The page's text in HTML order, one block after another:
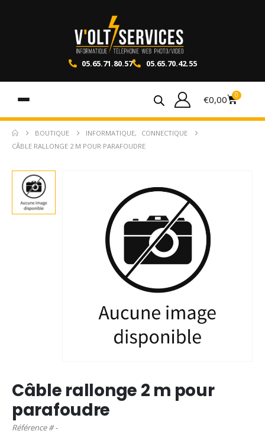
05.65.71.80.57 05.65.70.42.55
€0,00 0
BOUTIQUE INFORMATIQUE,
CONNECTIQUE
CÂBLE RALLONGE 2 M POUR PARAFOUDRE
Câble rallonge 2 m pour
parafoudre
Référence # -